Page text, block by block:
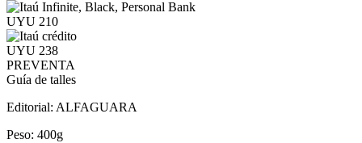
UYU 210
UYU 238
PREVENTA
Guía de talles
Editorial: ALFAGUARA
Peso: 400g